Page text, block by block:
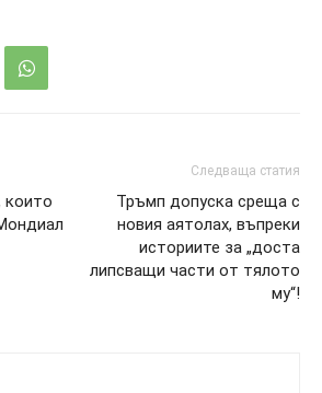
които
Следваща статия
Тръмп допуска среща с
новия аятолах, въпреки
историите за „доста
липсващи части от тялото
му“!